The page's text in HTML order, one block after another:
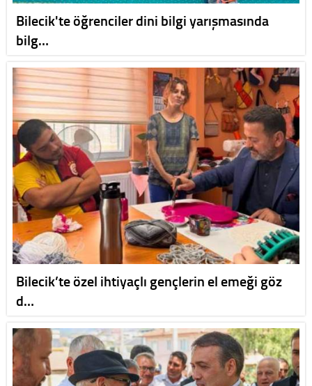
Bilecik'te öğrenciler dini bilgi yarışmasında
bilg…
Bilecik’te özel ihtiyaçlı gençlerin el emeği göz
d…